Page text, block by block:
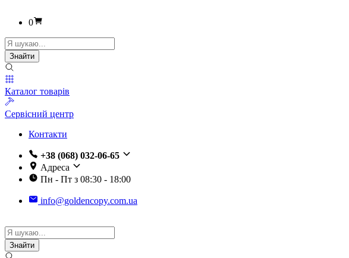
0
Пошук
товарів
Знайти
Каталог товарів
Сервісний центр
Контакти
+38 (068) 032-06-65
Адреса
Пн - Пт з 08:30 - 18:00
info@goldencopy.com.ua
Пошук
товарів
Знайти